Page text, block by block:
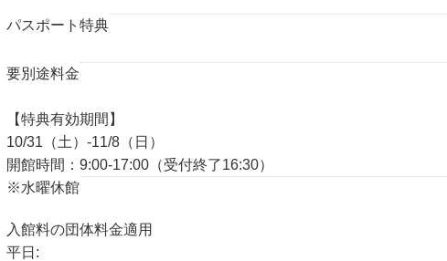
パスポート特典
要別途料金
【特典有効期間】
10/31（土）-11/8（日）
開館時間：9:00-17:00（受付終了16:30）
※水曜休館
入館料の団体料金適用
平日: